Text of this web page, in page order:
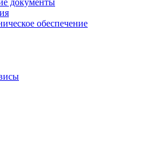
документы
обеспечение